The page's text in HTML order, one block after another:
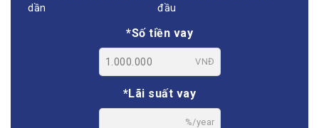
dần
đầu
*Số tiền vay
VNĐ
*Lãi suất vay
%/year